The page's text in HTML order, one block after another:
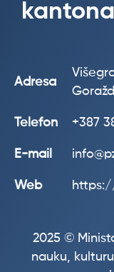
Adresa
Telefon +387
E-mail
Web
2025 ©
nauku,